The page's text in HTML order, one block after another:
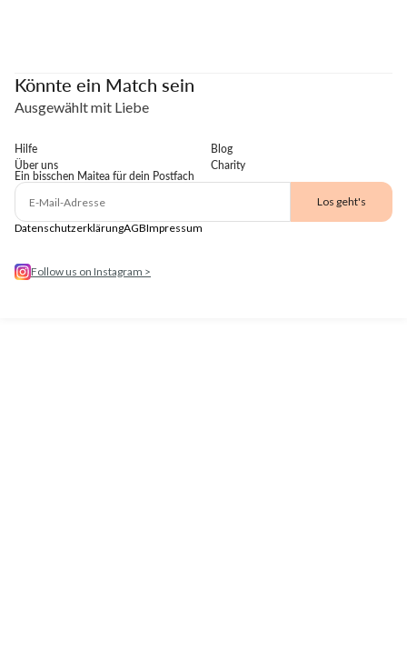
Könnte ein Match sein
Ausgewählt mit Liebe
Hilfe
Blog
Über uns
Charity
Ein bisschen Maitea für dein Postfach
E-Mail
Los geht's
DatenschutzerklärungAGBImpressum
Follow us on Instagram >